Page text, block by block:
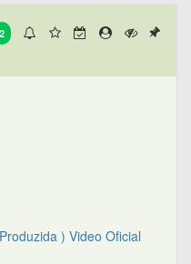
2
) Video Oficial